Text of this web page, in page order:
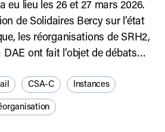
eu lieu les 26 et 27 mars 2026.
de Solidaires Bercy sur l’état
les réorganisations de SRH2,
DAE ont fait l’objet de débats…
CSA-C Instances